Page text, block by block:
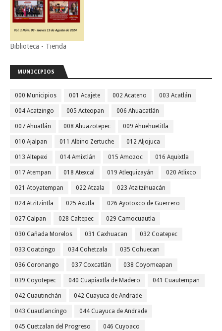
Biblioteca - Tienda
MUNICIPIOS
000 Municipios 001 Acajete 002 Acateno 003 Acatlán
004 Acatzingo 005 Acteopan 006 Ahuacatlán
007 Ahuatlán 008 Ahuazotepec 009 Ahuehuetitla
010 Ajalpan 011 Albino Zertuche 012 Aljojuca
013 Altepexi 014 Amixtlán 015 Amozoc 016 Aquixtla
017 Atempan 018 Atexcal 019 Atlequizayán 020 Atlixco
021 Atoyatempan 022 Atzala 023 Atzitzihuacán
024 Atzitzintla 025 Axutla 026 Ayotoxco de Guerrero
027 Calpan 028 Caltepec 029 Camocuautla
030 Cañada Morelos 031 Caxhuacan 032 Coatepec
033 Coatzingo 034 Cohetzala 035 Cohuecan
036 Coronango 037 Coxcatlán 038 Coyomeapan
039 Coyotepec 040 Cuapiaxtla de Madero 041 Cuautempan
042 Cuautinchán 042 Cuayuca de Andrade
043 Cuautlancingo 044 Cuayuca de Andrade
045 Cuetzalan del Progreso 046 Cuyoaco